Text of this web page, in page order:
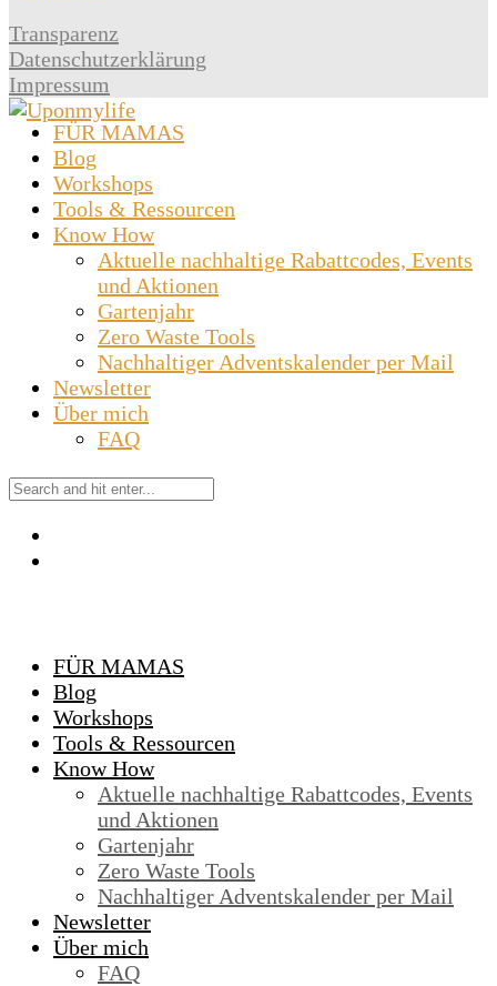
Transparenz
Datenschutzerklärung
Impressum
FÜR MAMAS
Blog
Workshops
Tools & Ressourcen
Know How
Aktuelle nachhaltige Rabattcodes, Events
und Aktionen
Gartenjahr
Zero Waste Tools
Nachhaltiger Adventskalender per Mail
Newsletter
Über mich
FAQ
FÜR MAMAS
Blog
Workshops
Tools & Ressourcen
Know How
Aktuelle nachhaltige Rabattcodes, Events
und Aktionen
Gartenjahr
Zero Waste Tools
Nachhaltiger Adventskalender per Mail
Newsletter
Über mich
FAQ